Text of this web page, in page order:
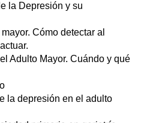
la Depresión y su
Cómo detectar al
Adulto Mayor. Cuándo y qué
la depresión en el adulto